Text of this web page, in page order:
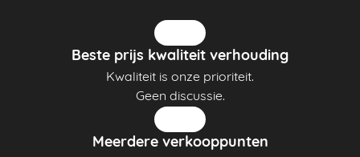
Beste prijs kwaliteit verhouding
Kwaliteit is onze prioriteit.
Geen discussie.
Meerdere verkooppunten